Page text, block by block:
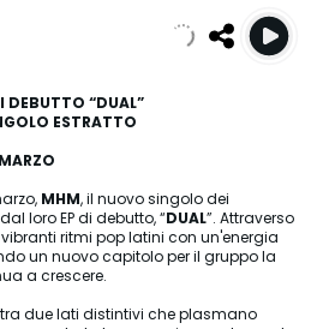
DEBUTTO “DUAL”
ESTRATTO
MHM, il nuovo singolo dei
loro EP di debutto, “DUAL”. Attraverso
vibranti ritmi pop latini con un'energia
un nuovo capitolo per il gruppo la
a crescere.
due lati distintivi che plasmano